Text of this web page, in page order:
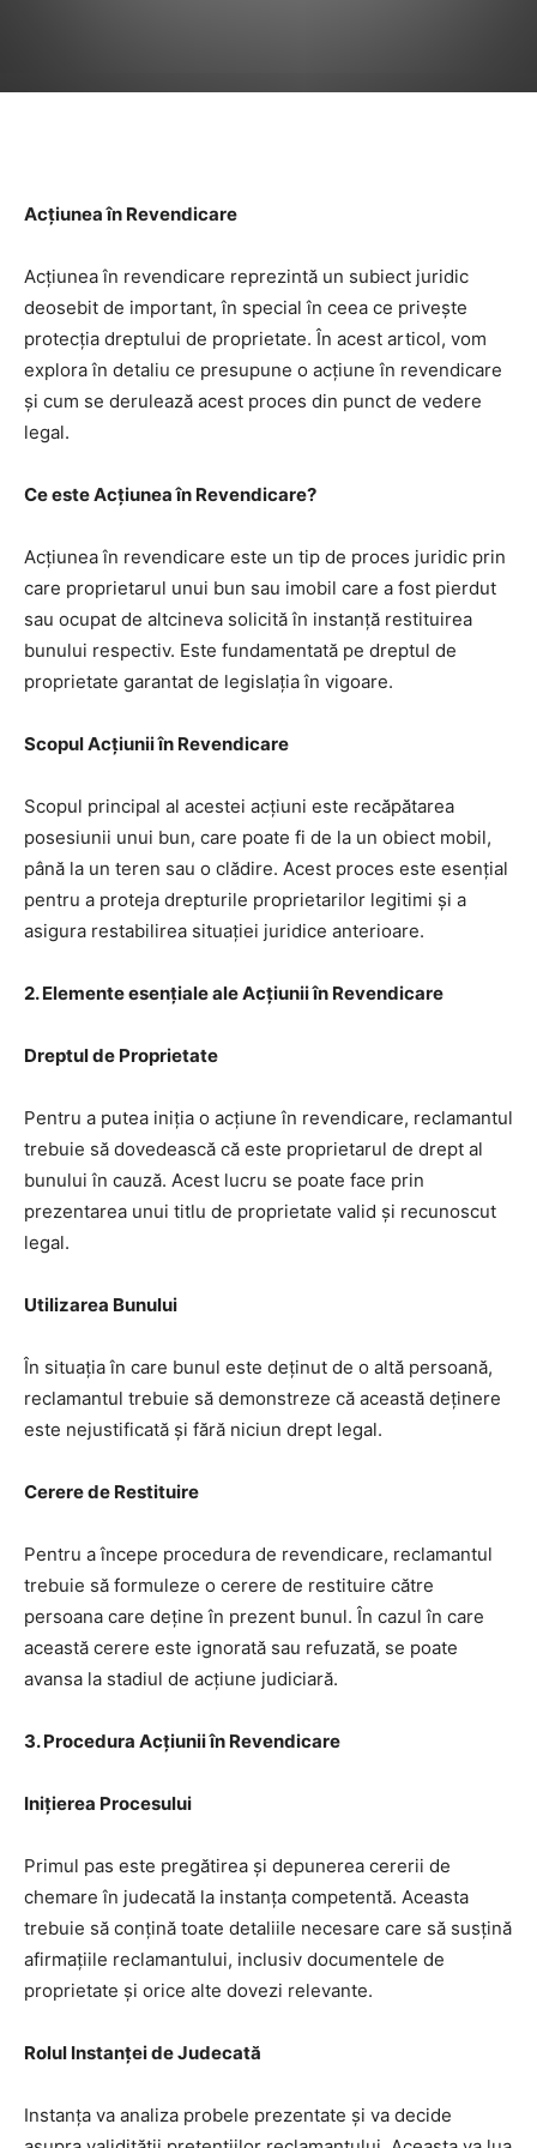
Acțiunea în Revendicare
Acțiunea în revendicare reprezintă un subiect juridic
deosebit de important, în special în ceea ce privește
protecția dreptului de proprietate. În acest articol, vom
explora în detaliu ce presupune o acțiune în revendicare
și cum se derulează acest proces din punct de vedere
legal.
Ce este Acțiunea în Revendicare?
Acțiunea în revendicare este un tip de proces juridic prin
care proprietarul unui bun sau imobil care a fost pierdut
sau ocupat de altcineva solicită în instanță restituirea
bunului respectiv. Este fundamentată pe dreptul de
proprietate garantat de legislația în vigoare.
Scopul Acțiunii în Revendicare
Scopul principal al acestei acțiuni este recăpătarea
posesiunii unui bun, care poate fi de la un obiect mobil,
până la un teren sau o clădire. Acest proces este esențial
pentru a proteja drepturile proprietarilor legitimi și a
asigura restabilirea situației juridice anterioare.
2. Elemente esențiale ale Acțiunii în Revendicare
Dreptul de Proprietate
Pentru a putea iniția o acțiune în revendicare, reclamantul
trebuie să dovedească că este proprietarul de drept al
bunului în cauză. Acest lucru se poate face prin
prezentarea unui titlu de proprietate valid și recunoscut
legal.
Utilizarea Bunului
În situația în care bunul este deținut de o altă persoană,
reclamantul trebuie să demonstreze că această deținere
este nejustificată și fără niciun drept legal.
Cerere de Restituire
Pentru a începe procedura de revendicare, reclamantul
trebuie să formuleze o cerere de restituire către
persoana care deține în prezent bunul. În cazul în care
această cerere este ignorată sau refuzată, se poate
avansa la stadiul de acțiune judiciară.
3. Procedura Acțiunii în Revendicare
Inițierea Procesului
Primul pas este pregătirea și depunerea cererii de
chemare în judecată la instanța competentă. Aceasta
trebuie să conțină toate detaliile necesare care să susțină
afirmațiile reclamantului, inclusiv documentele de
proprietate și orice alte dovezi relevante.
Rolul Instanței de Judecată
Instanța va analiza probele prezentate și va decide